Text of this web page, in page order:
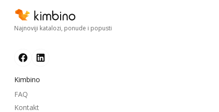
Najnoviji katalozi, ponude i popusti
Kimbino
FAQ
Kontakt